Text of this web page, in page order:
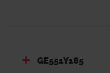
dall’alto (sul retro della
Dime per installazione
GE551Y185